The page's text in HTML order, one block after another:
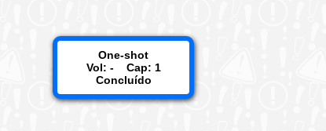
One-shot
Vol: - Cap: 1
Concluído